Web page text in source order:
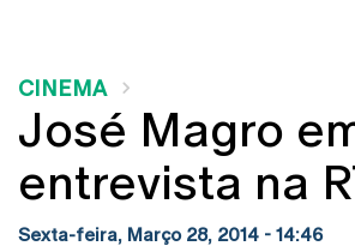
CINEMA
José Magro
entrevista na
Sexta-feira, Março 28, 2014 - 14:46